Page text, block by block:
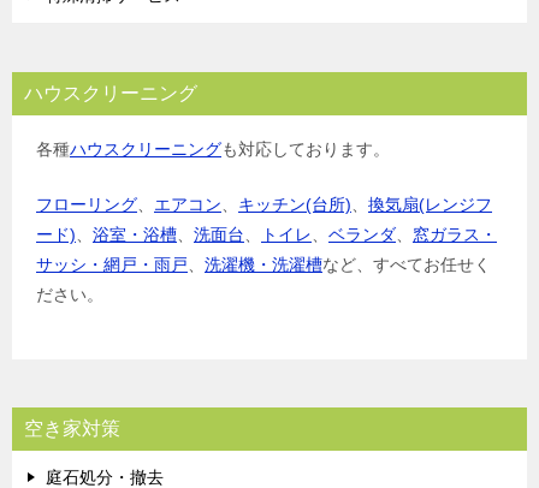
ハウスクリーニング
各種ハウスクリーニングも対応しております。
フローリング エアコン キッチン(台所)
換気扇(レンジフ
ード)
浴室・浴槽 洗面台 トイレ ベランダ
窓ガラス・
サッシ・網戸・雨戸
洗濯機・洗濯槽など、すべてお任せく
ださい。
空き家対策
庭石処分・撤去